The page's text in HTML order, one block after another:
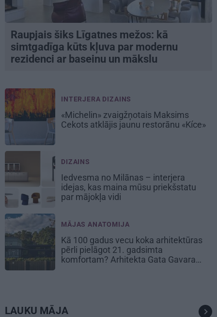
Raupjais šiks Līgatnes mežos: kā
simtgadīga kūts kļuva par modernu
rezidenci ar baseinu un mākslu
INTERJERA DIZAINS
«Michelin» zvaigžņotais Maksims
Cekots atklājis jaunu restorānu «Kíce»
DIZAINS
Iedvesma no Milānas – interjera
idejas, kas maina mūsu priekšstatu
par mājokļa vidi
MĀJAS ANATOMIJA
Kā 100 gadus vecu koka arhitektūras
pērli pielāgot 21. gadsimta
komfortam? Arhitekta Gata Gavara
LAUKU MĀJA